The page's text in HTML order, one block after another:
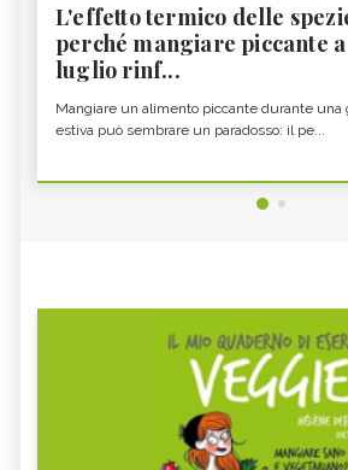
L'effetto termico delle
perché mangiare piccante a
luglio rinf...
Mangiare un alimento piccante durante una
estiva può sembrare un paradosso: il pe...